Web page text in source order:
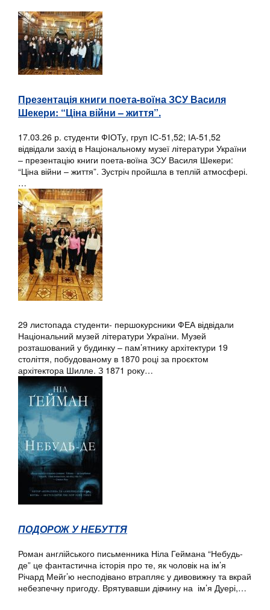
Презентація книги поета-воїна ЗСУ Василя
Шекери: “Ціна війни – життя”.
17.03.26 р. студенти ФІОТу, груп ІС-51,52; ІА-51,52
відвідали захід в Національному музеї літератури України
– презентацію книги поета-воїна ЗСУ Василя Шекери:
“Ціна війни – життя”. Зустріч пройшла в теплій атмосфері.
…
29 листопада студенти- першокурсники ФЕА відвідали
Національний музей літератури України. Музей
розташований у будинку – пам’ятнику архітектури 19
століття, побудованому в 1870 році за проєктом
архітектора Шилле. З 1871 року…
ПОДОРОЖ У НЕБУТТЯ
Роман англійського письменника Ніла Геймана “Небудь-
де” це фантастична історія про те, як чоловік на ім’я
Річард Мейг’ю несподівано втрапляє у дивовижну та вкрай
небезпечну пригоду. Врятувавши дівчину на ім’я Дуері,…